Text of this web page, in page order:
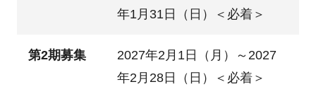
年1月31日（日）＜必着＞
第2期募集
2027年2月1日（月）～2027
年2月28日（日）＜必着＞